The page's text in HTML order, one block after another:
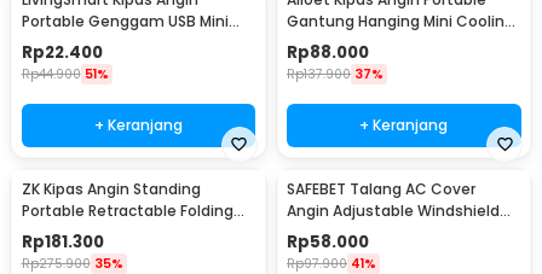
Portable Genggam USB Mini
Cooling Fan 1200mAh - SS-2
Rp22.400
Rp44.900 51%
+ Keranjang
Gantung Hanging Mini Cooling
Fan 1800mAh - DQ203
Rp88.000
Rp137.900 37%
+ Keranjang
ZK Kipas Angin Standing
Portable Retractable Folding
Fan 7200mAh - ZK-20321
Rp181.300
Rp275.900 35%
SAFEBET Talang AC Cover
Angin Adjustable Windshield
Deflector 56x18cm - GB001
Rp58.000
Rp97.900 41%